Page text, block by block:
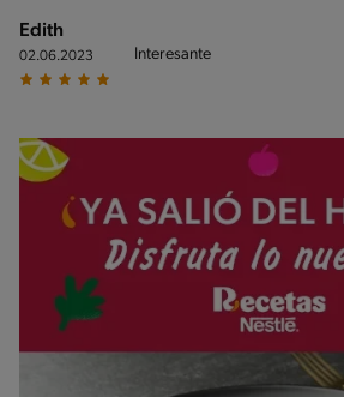
Edith
02.06.2023 Interesante